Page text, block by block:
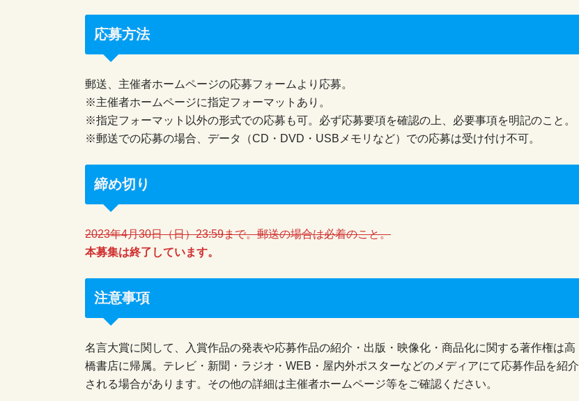
応募方法
郵送、主催者ホームページの応募フォームより応募。
※主催者ホームページに指定フォーマットあり。
※指定フォーマット以外の形式での応募も可。必ず応募要項を確認の上、必要事項を明記のこと。
※郵送での応募の場合、データ（CD・DVD・USBメモリなど）での応募は受け付け不可。
締め切り
2023年4月30日（日）23:59まで。郵送の場合は必着のこと。
本募集は終了しています。
注意事項
名言大賞に関して、入賞作品の発表や応募作品の紹介・出版・映像化・商品化に関する著作権は高
橋書店に帰属。テレビ・新聞・ラジオ・WEB・屋内外ポスターなどのメディアにて応募作品を紹介
される場合があります。その他の詳細は主催者ホームページ等をご確認ください。